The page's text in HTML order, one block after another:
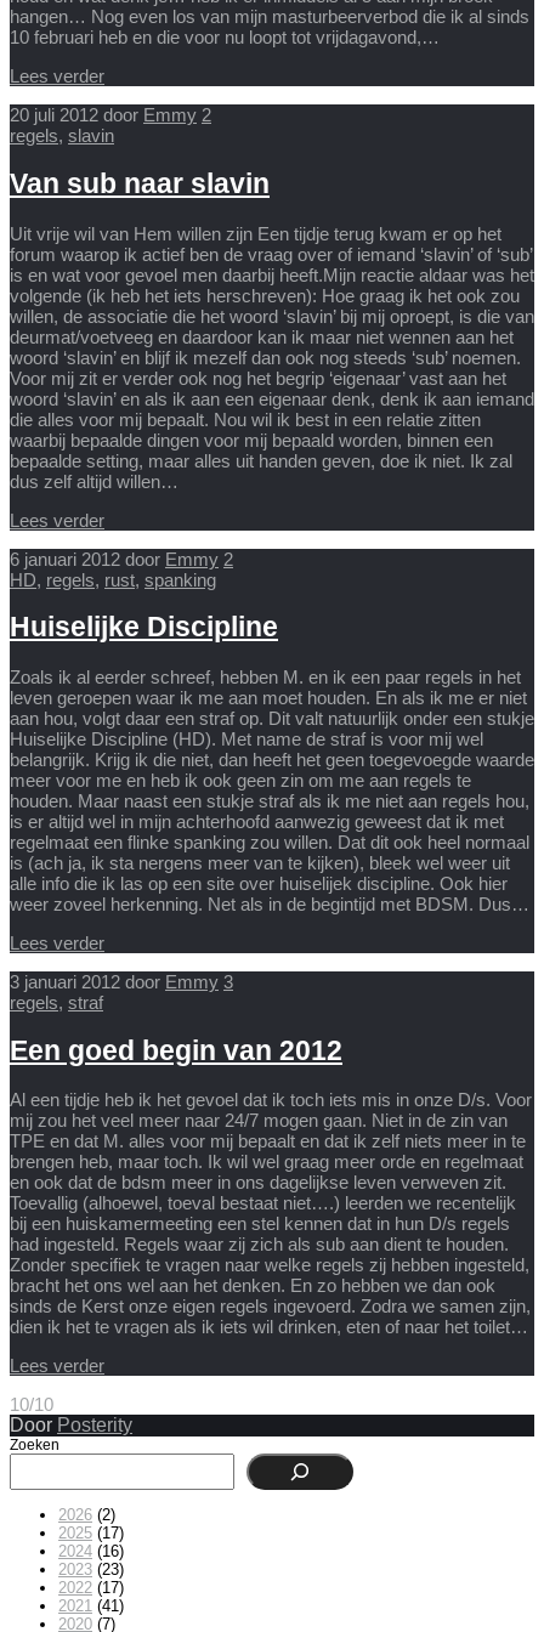
hangen… Nog even los van mijn masturbeerverbod die ik al sinds
10 februari heb en die voor nu loopt tot vrijdagavond,…
Lees verder
20 juli 2012 door Emmy 2
regels, slavin
Van sub naar slavin
Uit vrije wil van Hem willen zijn Een tijdje terug kwam er op het
forum waarop ik actief ben de vraag over of iemand ‘slavin’ of ‘sub’
is en wat voor gevoel men daarbij heeft.Mijn reactie aldaar was het
volgende (ik heb het iets herschreven): Hoe graag ik het ook zou
willen, de associatie die het woord ‘slavin’ bij mij oproept, is die van
deurmat/voetveeg en daardoor kan ik maar niet wennen aan het
woord ‘slavin’ en blijf ik mezelf dan ook nog steeds ‘sub’ noemen.
Voor mij zit er verder ook nog het begrip ‘eigenaar’ vast aan het
woord ‘slavin’ en als ik aan een eigenaar denk, denk ik aan iemand
die alles voor mij bepaalt. Nou wil ik best in een relatie zitten
waarbij bepaalde dingen voor mij bepaald worden, binnen een
bepaalde setting, maar alles uit handen geven, doe ik niet. Ik zal
dus zelf altijd willen…
Lees verder
6 januari 2012 door Emmy 2
HD, regels, rust, spanking
Huiselijke Discipline
Zoals ik al eerder schreef, hebben M. en ik een paar regels in het
leven geroepen waar ik me aan moet houden. En als ik me er niet
aan hou, volgt daar een straf op. Dit valt natuurlijk onder een stukje
Huiselijke Discipline (HD). Met name de straf is voor mij wel
belangrijk. Krijg ik die niet, dan heeft het geen toegevoegde waarde
meer voor me en heb ik ook geen zin om me aan regels te
houden. Maar naast een stukje straf als ik me niet aan regels hou,
is er altijd wel in mijn achterhoofd aanwezig geweest dat ik met
regelmaat een flinke spanking zou willen. Dat dit ook heel normaal
is (ach ja, ik sta nergens meer van te kijken), bleek wel weer uit
alle info die ik las op een site over huiselijek discipline. Ook hier
weer zoveel herkenning. Net als in de begintijd met BDSM. Dus…
Lees verder
3 januari 2012 door Emmy 3
regels, straf
Een goed begin van 2012
Al een tijdje heb ik het gevoel dat ik toch iets mis in onze D/s. Voor
mij zou het veel meer naar 24/7 mogen gaan. Niet in de zin van
TPE en dat M. alles voor mij bepaalt en dat ik zelf niets meer in te
brengen heb, maar toch. Ik wil wel graag meer orde en regelmaat
en ook dat de bdsm meer in ons dagelijkse leven verweven zit.
Toevallig (alhoewel, toeval bestaat niet….) leerden we recentelijk
bij een huiskamermeeting een stel kennen dat in hun D/s regels
had ingesteld. Regels waar zij zich als sub aan dient te houden.
Zonder specifiek te vragen naar welke regels zij hebben ingesteld,
bracht het ons wel aan het denken. En zo hebben we dan ook
sinds de Kerst onze eigen regels ingevoerd. Zodra we samen zijn,
dien ik het te vragen als ik iets wil drinken, eten of naar het toilet…
Lees verder
10/10
Door Posterity
Zoeken
2026 (2)
2025 (17)
2024 (16)
2023 (23)
2022 (17)
2021 (41)
2020 (7)